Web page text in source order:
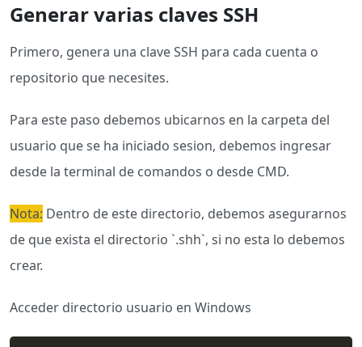
Generar varias claves SSH
Primero, genera una clave SSH para cada cuenta o
repositorio que necesites.
Para este paso debemos ubicarnos en la carpeta del
usuario que se ha iniciado sesion, debemos ingresar
desde la terminal de comandos o desde CMD.
Nota: Dentro de este directorio, debemos asegurarnos
de que exista el directorio `.shh`, si no esta lo debemos
crear.
Acceder directorio usuario en Windows